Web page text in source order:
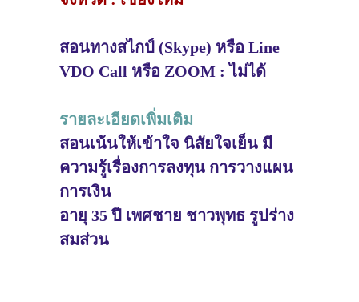
สอนทางสไกป์ (Skype) หรือ Line
VDO Call หรือ ZOOM : ไม่ได้
รายละเอียดเพิ่มเติม
สอนเน้นให้เข้าใจ นิสัยใจเย็น มี
ความรู้เรื่องการลงทุน การวางแผน
การเงิน
อายุ 35 ปี เพศชาย ชาวพุทธ รูปร่าง
สมส่วน